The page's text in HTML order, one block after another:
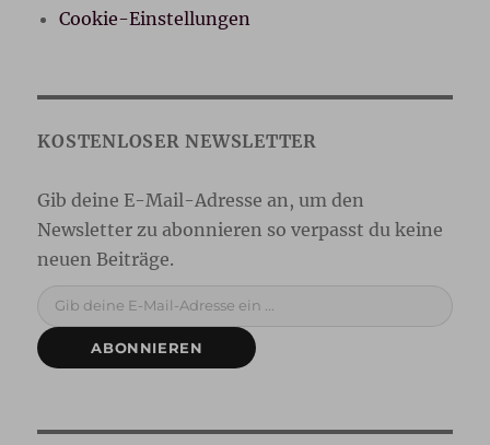
Cookie-Einstellungen
ABONNIEREN